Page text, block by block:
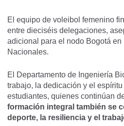
El equipo de voleibol femenino
entre dieciséis delegaciones,
adicional para el nodo Bogotá
Nacionales.
El Departamento de Ingeniería
trabajo, la dedicación y el
estudiantes, quienes continúan
formación integral también se
deporte, la resiliencia y el